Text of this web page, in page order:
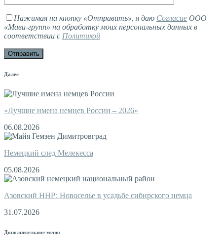
Нажимая на кнопку «Отправить», я даю Согласие ООО
«Мави-групп» на обработку моих персональных данных в
соответствии с Политикой
Далее
«Лучшие имена немцев России – 2026»
06.08.2026
Немецкий след Мелекесса
05.08.2026
Азовский ННР: Новоселье в усадьбе сибирского немца
31.07.2026
Дополнительное меню